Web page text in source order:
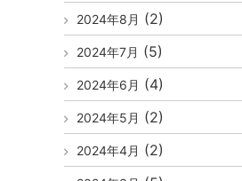
2024年8月 (2)
2024年7月 (5)
2024年6月 (4)
2024年5月 (2)
2024年4月 (2)